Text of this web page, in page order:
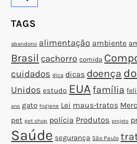
TAGS
abandono alimentação ambiente
Brasil cachorro comida
cuidados dica dicas doença
Unidos estudo EUA família
ano gato higiene Lei maus-tratos
pet pet shop polícia Produtos projeto
Saúde segurança São Paulo